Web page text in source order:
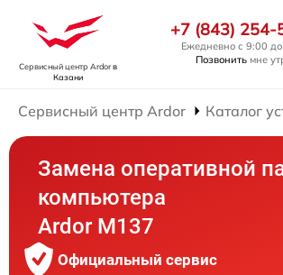
Сервисный центр Ardorв
Казани
+7 (843) 254-
Ежедневно с 9:00
Позвонить мне
Сервисный центр Ardor Каталог
Замена оперативной
компьютера
Ardor M137
Официальный сервис